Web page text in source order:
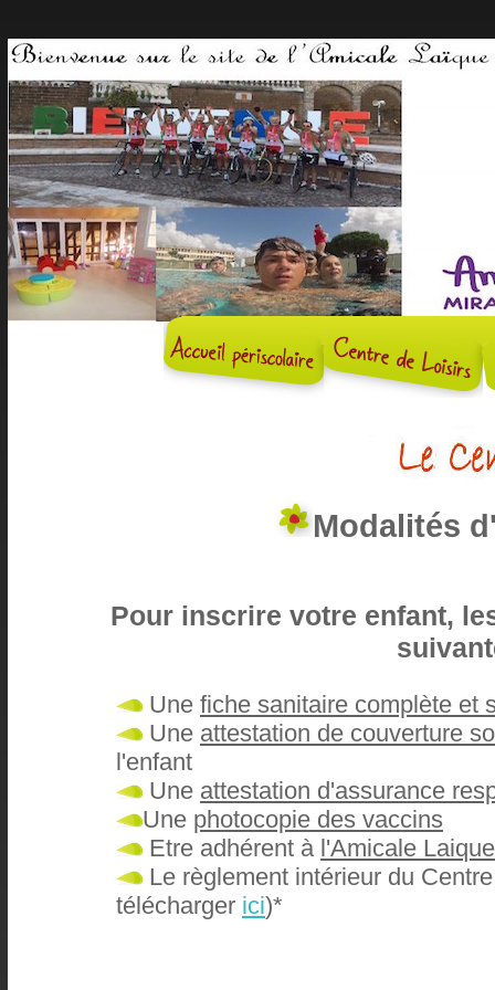
Modalités
Pour inscrire votre enfant,
Une fiche sanitaire complète et
Une attestation de couverture
l'enfant
Une attestation d'assurance
Une photocopie des vaccins
Etre adhérent à l'Amicale
Le règlement intérieur du
télécharger ici)*